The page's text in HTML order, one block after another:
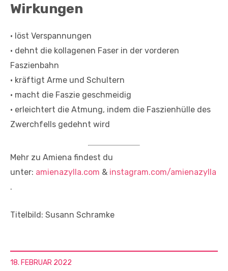
Wirkungen
• löst Verspannungen
• dehnt die kollagenen Faser in der vorderen
Faszienbahn
• kräftigt Arme und Schultern
• macht die Faszie geschmeidig
• erleichtert die Atmung, indem die Faszienhülle des
Zwerchfells gedehnt wird
Mehr zu Amiena findest du
unter: amienazylla.com & instagram.com/amienazylla
.
Titelbild: Susann Schramke
18. FEBRUAR 2022